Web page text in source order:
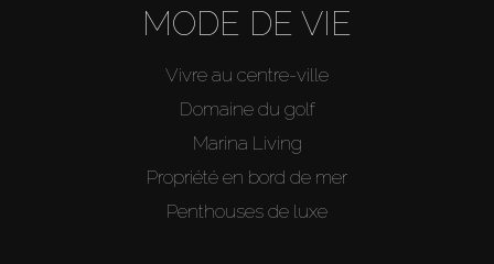
MODE DE VIE
Vivre au centre-ville
Domaine du golf
Marina Living
Propriété en bord de mer
Penthouses de luxe